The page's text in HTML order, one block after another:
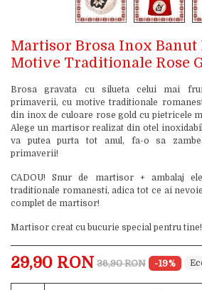
Martisor Brosa Inox Banut
Motive Traditionale Rose
Brosa gravata cu silueta celui mai
primaverii, cu motive traditionale
din inox de culoare rose gold cu pietricele
Alege un martisor realizat din otel
va putea purta tot anul, fa-o sa
primaverii!
CADOU! Snur de martisor + ambalaj
traditionale romanesti, adica tot ce ai
complet de martisor!
Martisor creat cu bucurie special pentru
29,90 RON 36,90 RON -19%